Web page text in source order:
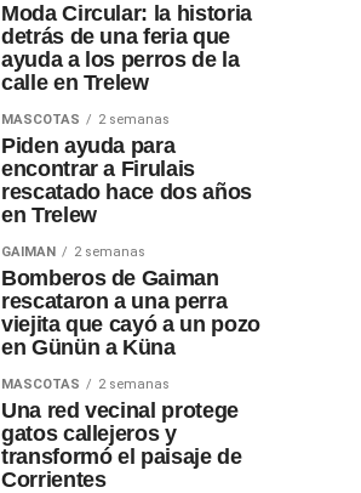
Moda Circular: la historia
detrás de una feria que
ayuda a los perros de la
calle en Trelew
MASCOTAS 2 semanas
Piden ayuda para
encontrar a Firulais
rescatado hace dos años
en Trelew
GAIMAN 2 semanas
Bomberos de Gaiman
rescataron a una perra
viejita que cayó a un pozo
en Günün a Küna
MASCOTAS 2 semanas
Una red vecinal protege
gatos callejeros y
transformó el paisaje de
Corrientes